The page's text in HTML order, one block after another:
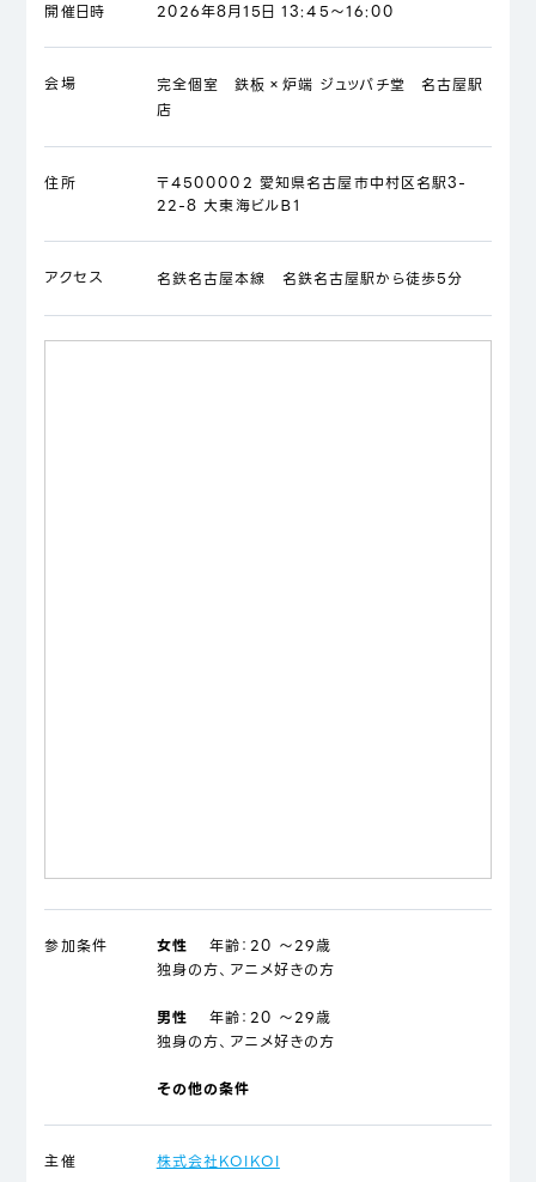
開催日時 2026年8月15日 13:45～16:00
会場
完全個室 鉄板×炉端 ジュッパチ堂 名古屋駅
店
住所
〒4500002 愛知県名古屋市中村区名駅3-
22-8 大東海ビルＢ1
アクセス 名鉄名古屋本線 名鉄名古屋駅から徒歩5分
参加条件 女性 年齢： 20 ～29歳
独身の方、アニメ好きの方
男性 年齢： 20 ～29歳
独身の方、アニメ好きの方
その他の条件
主催 株式会社KOIKOI